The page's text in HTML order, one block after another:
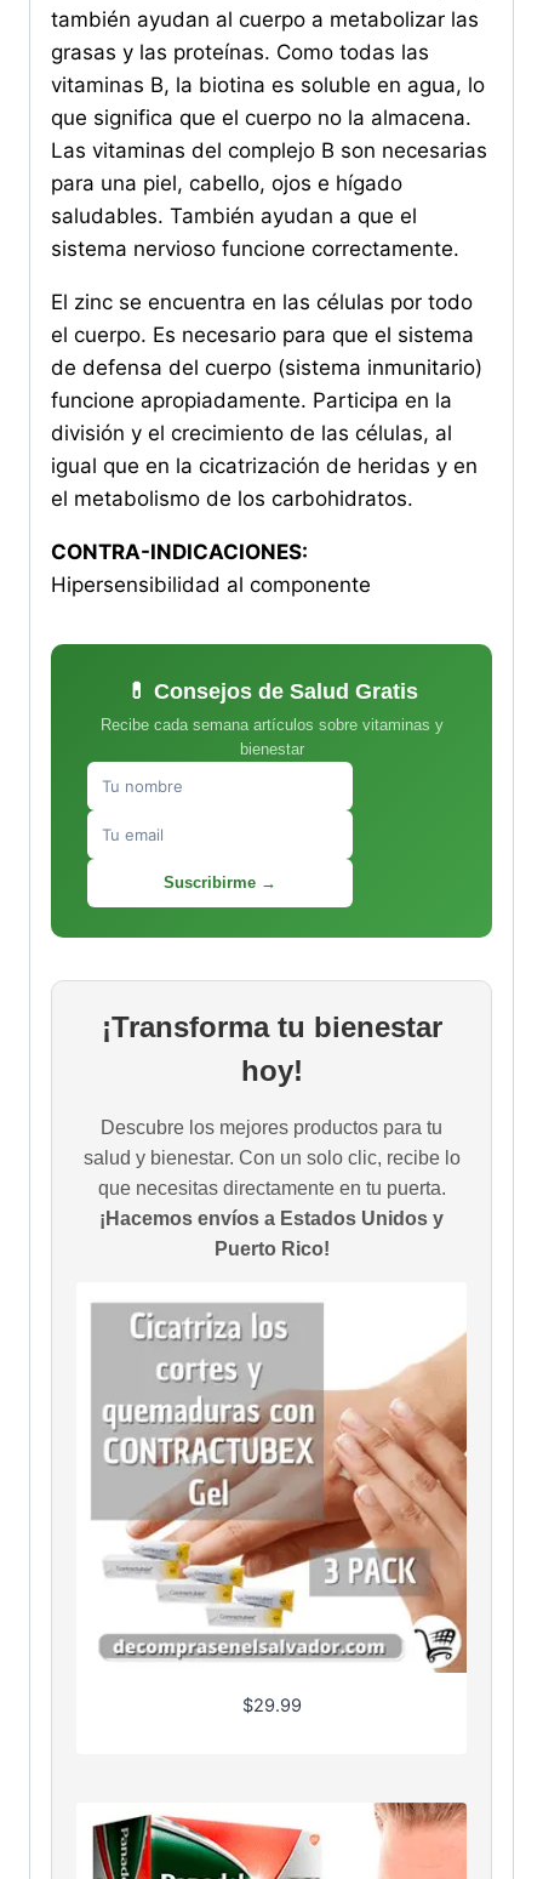
también ayudan al cuerpo a metabolizar las
grasas y las proteínas. Como todas las
vitaminas B, la biotina es soluble en agua, lo
que significa que el cuerpo no la almacena.
Las vitaminas del complejo B son necesarias
para una piel, cabello, ojos e hígado
saludables. También ayudan a que el
sistema nervioso funcione correctamente.
El zinc se encuentra en las células por todo
el cuerpo. Es necesario para que el sistema
de defensa del cuerpo (sistema inmunitario)
funcione apropiadamente. Participa en la
división y el crecimiento de las células, al
igual que en la cicatrización de heridas y en
el metabolismo de los carbohidratos.
CONTRA-INDICACIONES:
Hipersensibilidad al componente
💊 Consejos de Salud Gratis
Recibe cada semana artículos sobre vitaminas y
bienestar
Suscribirme →
¡Transforma tu bienestar
hoy!
Descubre los mejores productos para tu
salud y bienestar. Con un solo clic, recibe lo
que necesitas directamente en tu puerta.
¡Hacemos envíos a Estados Unidos y
Puerto Rico!
$29.99